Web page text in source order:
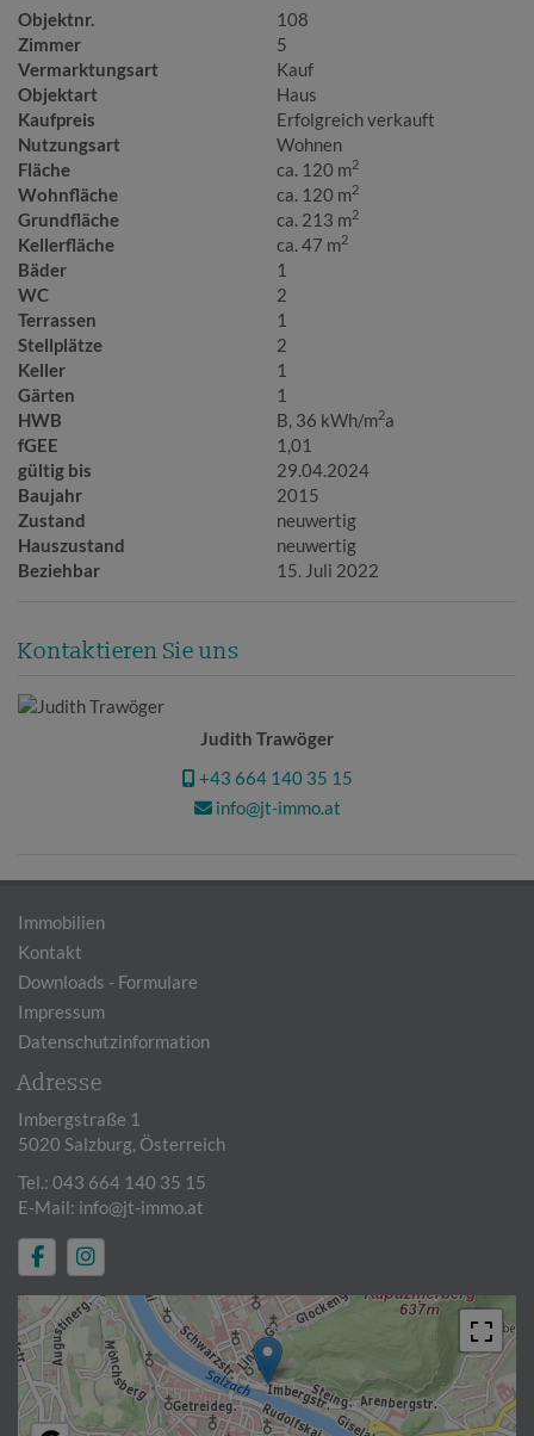
Objektnr.
108
Zimmer
5
Vermarktungsart
Kauf
Objektart
Haus
Kaufpreis
Erfolgreich verkauft
Nutzungsart
Wohnen
Fläche
ca. 120 m2
Wohnfläche ca. 120 m2
Grundfläche ca. 213 m2
Kellerfläche ca. 47 m2
Bäder
1
WC
2
Terrassen
1
Stellplätze
2
Keller
1
Gärten
1
HWB
B, 36 kWh/m2a
fGEE
1,01
gültig bis
29.04.2024
Baujahr
2015
Zustand
neuwertig
Hauszustand
neuwertig
Beziehbar
15. Juli 2022
Kontaktieren Sie uns
Judith Trawöger
+43 664 140 35 15
info@jt-immo.at
Immobilien
Kontakt
Downloads - Formulare
Impressum
Datenschutzinformation
Adresse
Imbergstraße 1
5020 Salzburg, Österreich
Tel.: 043 664 140 35 15
E-Mail: info@jt-immo.at